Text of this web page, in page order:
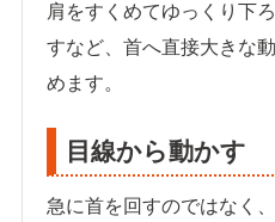
肩をすくめてゆっくり下
すなど、首へ直接大きな
めます。
目線から動かす
急に首を回すのではなく